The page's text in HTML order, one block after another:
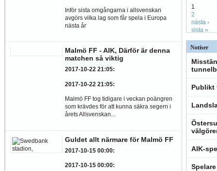
Inför sista omgångarna i allsvenskan
avgörs vilka lag som får spela i Europa
nästa år
Malmö FF - AIK, Därför är denna
matchen så viktig
2017-10-22 21:05:
2017-10-22 21:05:
Malmö FF tog tidigare i veckan poängren
som krävdes för att kunna säkra segern i
årets Allsvenskan...
Guldet allt närmare för Malmö FF
2017-10-15 00:00:
2017-10-15 00:00:
1
2
nästa ›
sista »
Notiser
Publikt
AIK-